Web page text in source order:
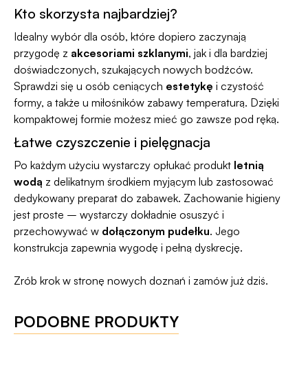
Kto skorzysta najbardziej?
Idealny wybór dla osób, które dopiero zaczynają
przygodę z akcesoriami szklanymi, jak i dla bardziej
doświadczonych, szukających nowych bodźców.
Sprawdzi się u osób ceniących estetykę i czystość
formy, a także u miłośników zabawy temperaturą. Dzięki
kompaktowej formie możesz mieć go zawsze pod ręką.
Łatwe czyszczenie i pielęgnacja
Po każdym użyciu wystarczy opłukać produkt letnią
wodą z delikatnym środkiem myjącym lub zastosować
dedykowany preparat do zabawek. Zachowanie higieny
jest proste – wystarczy dokładnie osuszyć i
przechowywać w dołączonym pudełku. Jego
konstrukcja zapewnia wygodę i pełną dyskrecję.
Zrób krok w stronę nowych doznań i zamów już dziś.
PODOBNE PRODUKTY